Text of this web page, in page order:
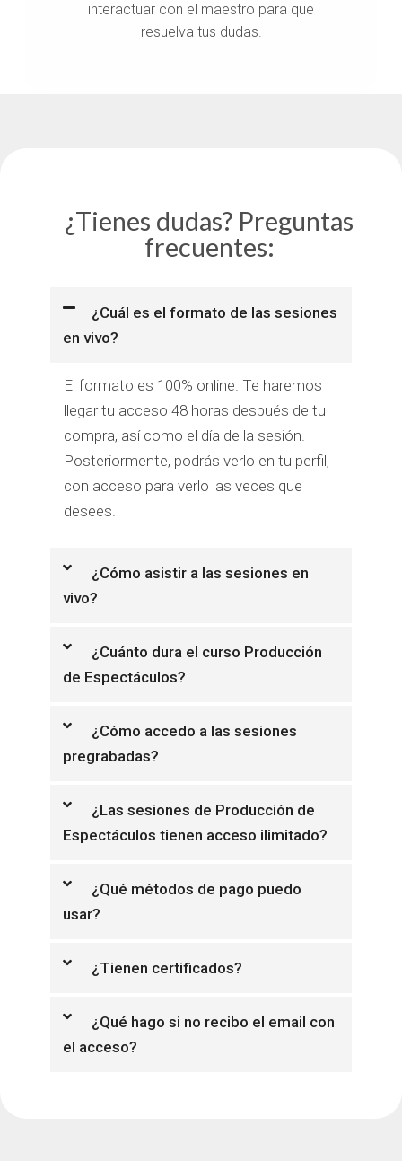
interactuar con el maestro para que
resuelva tus dudas.
¿Tienes dudas? Preguntas
frecuentes:
¿Cuál es el formato de las sesiones
en vivo?
El formato es 100% online. Te haremos
llegar tu acceso 48 horas después de tu
compra, así como el día de la sesión.
Posteriormente, podrás verlo en tu perfil,
con acceso para verlo las veces que
desees.
¿Cómo asistir a las sesiones en
vivo?
¿Cuánto dura el curso Producción
de Espectáculos?
¿Cómo accedo a las sesiones
pregrabadas?
¿Las sesiones de Producción de
Espectáculos tienen acceso ilimitado?
¿Qué métodos de pago puedo
usar?
¿Tienen certificados?
¿Qué hago si no recibo el email con
el acceso?